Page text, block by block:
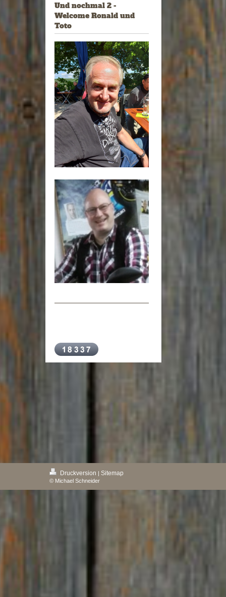
Und nochmal 2 -
Welcome Ronald und
Toto
Druckversion | Sitemap
© Michael Schneider